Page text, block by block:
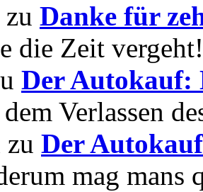
Danke für
die Zeit
Der Autokauf:
Verlassen
zu Der
mag mans